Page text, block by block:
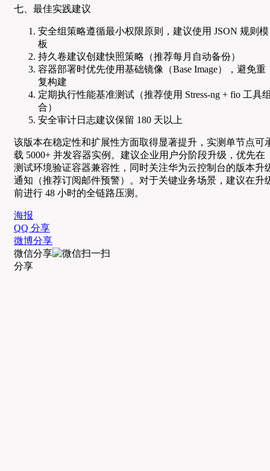
七、最佳实践建议
安全组策略遵循最小权限原则，建议使用 JSON 规则模
板
持久卷建议创建快照策略（推荐每月自动备份）
容器部署时优先使用基础镜像（Base Image），避免重
复构建
定期执行性能基准测试（推荐使用 Stress-ng + fio 工具
合）
安全审计日志建议保留 180 天以上
该版本在稳定性和扩展性方面取得显著提升，实测单节点可
载 5000+ 并发容器实例。建议企业用户分阶段升级，优先在
测试环境验证容器兼容性，同时关注华为云控制台的版本升
通知（推荐订阅邮件预警）。对于关键业务场景，建议在升
前进行 48 小时的全链路压测。
海报
QQ 分享
微博分享
微信分享
分享